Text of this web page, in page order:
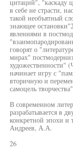
цитаций", "каскаду
в себе не страсти,
такой необъятный
знающее
явлениями в
говорят о
мирах"
художественности"
начинает игру с
вторичную и
самоцель
В современном
разрабатывается в
конкретной эпохи и
Андреев, А.А.
26